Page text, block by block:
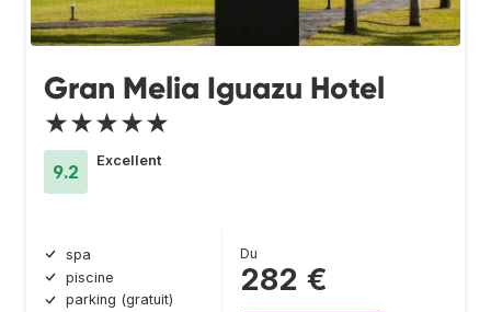
Gran Melia Iguazu Hotel
★★★★★
9.2
Excellent
spa
piscine
parking (gratuit)
Du
282 €